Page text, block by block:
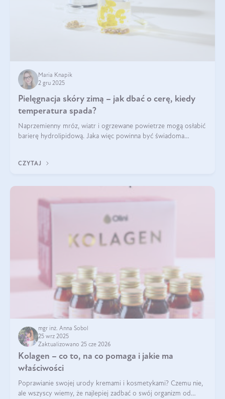
Maria Knapik
2 gru 2025
Pielęgnacja skóry zimą – jak dbać o cerę, kiedy
temperatura spada?
Naprzemienny mróz, wiatr i ogrzewane powietrze mogą osłabić
barierę hydrolipidową. Jaka więc powinna być świadoma
CZYTAJ
mgr inż. Anna Sobol
25 wrz 2025
Zaktualizowano 25 cze 2026
Kolagen – co to, na co pomaga i jakie ma
właściwości
Poprawianie swojej urody kremami i kosmetykami? Czemu nie,
ale wszyscy wiemy, że najlepiej zadbać o swój organizm od